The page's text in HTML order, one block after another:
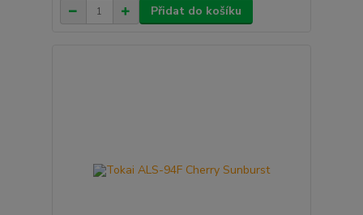
Přidat do košíku